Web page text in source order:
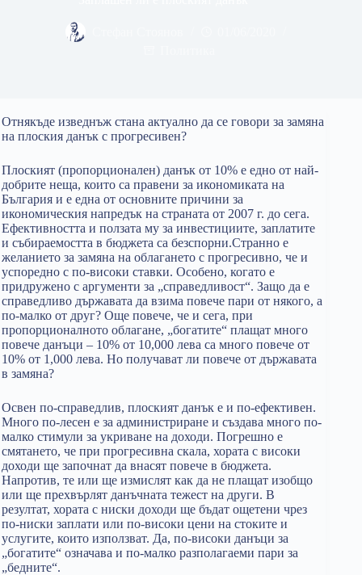
Отнякъде изведнъж стана актуално да се говори за замяна
на плоския данък с прогресивен?
Плоският (пропорционален) данък от 10% е едно от най-
добрите неща, които са правени за икономиката на
България и е една от основните причини за
икономическия напредък на страната от 2007 г. до сега.
Ефективността и ползата му за инвестициите, заплатите
и събираемостта в бюджета са безспорни.Странно е
желанието за замяна на облагането с прогресивно, че и
успоредно с по-високи ставки. Особено, когато е
придружено с аргументи за „справедливост“. Защо да е
справедливо държавата да взима повече пари от някого, а
по-малко от друг? Още повече, че и сега, при
пропорционалното облагане, „богатите“ плащат много
повече данъци – 10% от 10,000 лева са много повече от
10% от 1,000 лева. Но получават ли повече от държавата
в замяна?
Освен по-справедлив, плоският данък е и по-ефективен.
Много по-лесен е за администриране и създава много по-
малко стимули за укриване на доходи. Погрешно е
смятането, че при прогресивна скала, хората с високи
доходи ще започнат да внасят повече в бюджета.
Напротив, те или ще измислят как да не плащат изобщо
или ще прехвърлят данъчната тежест на други. В
резултат, хората с ниски доходи ще бъдат ощетени чрез
по-ниски заплати или по-високи цени на стоките и
услугите, които използват. Да, по-високи данъци за
„богатите“ означава и по-малко разполагаеми пари за
„бедните“.